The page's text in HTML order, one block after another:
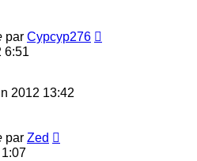
par Cypcyp276
6:51
2012 13:42
par Zed
1:07